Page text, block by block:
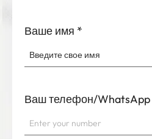
Ваше имя *
Ваш телефон/WhatsApp